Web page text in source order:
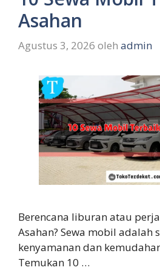
Asahan
Agustus 3, 2026 oleh admin
Berencana liburan atau
Asahan? Sewa mobil adalah
kenyamanan dan
Temukan 10 …